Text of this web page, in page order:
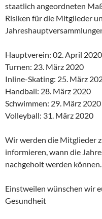
staatlich angeordneten
Risiken für die Mitglieder
Hauptverein: 02. April 2020
Turnen: 23. März 2020
Inline-Skating: 25. März
Handball: 28. März 2020
Schwimmen: 29. März 2020
Volleyball: 31. März 2020
Wir werden die Mitglieder
informieren, wann die
nachgeholt werden können.
Einstweilen wünschen wir
Gesundheit